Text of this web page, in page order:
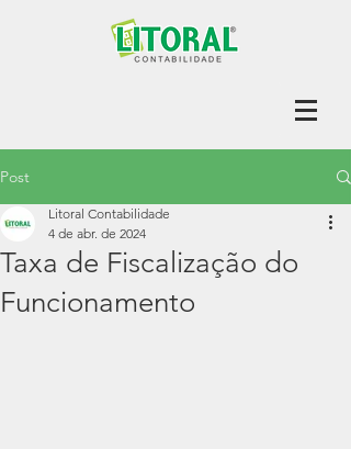
Post
Taxa de Fiscalização do
Funcionamento
Litoral Contabilidade
4 de abr. de 2024